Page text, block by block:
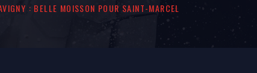
: BELLE MOISSON POUR SAINT-MARCEL